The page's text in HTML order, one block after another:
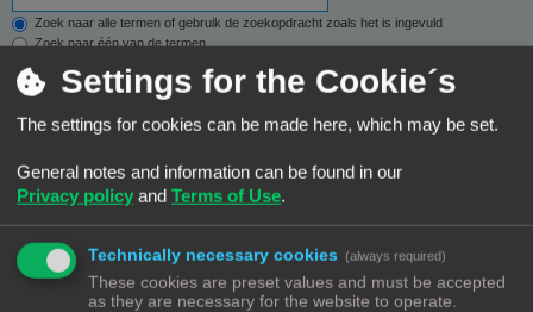
Zoek naar alle termen of gebruik de zoekopdracht zoals het is ingevuld
Zoek naar één van de termen
Zoek naar auteur:
Gebruik * als een joker voor gedeeltelijke overeenkomsten.
Zoeken in forums:
Selecteer het forum of de forums die je wil doorzoeken. Subforums worden automatisch
doorzocht als je “Doorzoek subforums“ hieronder niet uitschakelt.
Settings for the Cookie´s
The settings for cookies can be made here, which may be set.
General notes and information can be found in our
Privacy policy and Terms of Use.
Technically necessary cookies (always required)
These cookies are preset values and must be accepted
as they are necessary for the website to operate.